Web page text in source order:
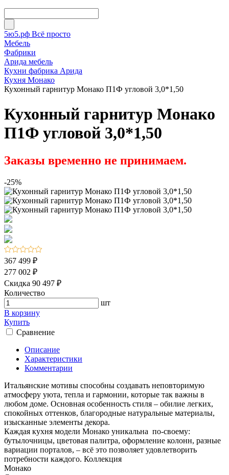
5ю5.рф Всё просто
Мебель
Фабрики
Арида мебель
Кухни фабрика Арида
Кухня Монако
Кухонный гарнитур Монако П1Ф угловой 3,0*1,50
Кухонный гарнитур Монако
П1Ф угловой 3,0*1,50
Заказы временно не принимаем.
-25%
367 499 ₽
277 002 ₽
Скидка 90 497 ₽
Количество
шт
В корзину
Купить
Сравнение
Описание
Характеристики
Комментарии
Итальянские мотивы способны создавать неповторимую
атмосферу уюта, тепла и гармонии, которые так важны в
любом доме. Основная особенность стиля – обилие легких,
спокойных оттенков, благородные натуральные материалы,
изысканные элементы декора.
Каждая кухня модели Монако уникальна по-своему:
бутылочницы, цветовая палитра, оформление колонн, разные
вариации порталов, – всё это позволяет удовлетворить
потребности каждого. Коллекция
Монако